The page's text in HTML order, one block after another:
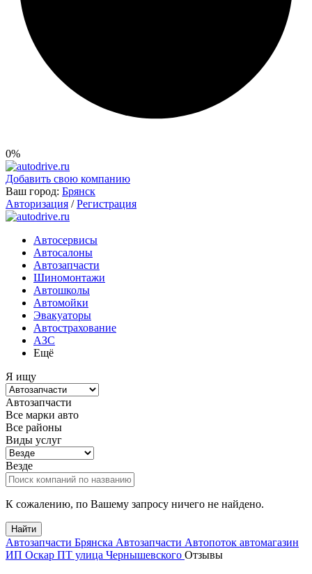
0%
Добавить свою компанию
Ваш город: Брянск
Авторизация / Регистрация
Автосервисы
Автосалоны
Автозапчасти
Шиномонтажи
Автошколы
Автомойки
Эвакуаторы
Автострахование
АЗС
Ещё
Я ищу
Автозапчасти
Все марки авто
Все районы
Виды услуг
Везде
К сожалению, по Вашему запросу ничего не найдено.
Найти
Автозапчасти Брянска Автозапчасти Автопоток автомагазин
ИП Оскар ПТ улица Чернышевского Отзывы